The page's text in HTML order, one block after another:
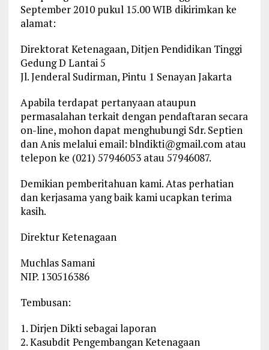
September 2010 pukul 15.00 WIB dikirimkan ke
alamat:
Direktorat Ketenagaan, Ditjen Pendidikan Tinggi
Gedung D Lantai 5
Jl. Jenderal Sudirman, Pintu 1 Senayan Jakarta
Apabila terdapat pertanyaan ataupun
permasalahan terkait dengan pendaftaran secara
on-line, mohon dapat menghubungi Sdr. Septien
dan Anis melalui email:blndikti@gmail.comatau
telepon ke (021) 57946053 atau 57946087.
Demikian pemberitahuan kami. Atas perhatian
dan kerjasama yang baik kami ucapkan terima
kasih.
Direktur Ketenagaan
Muchlas Samani
NIP. 130516386
Tembusan:
1. Dirjen Dikti sebagai laporan
2. Kasubdit Pengembangan Ketenagaan